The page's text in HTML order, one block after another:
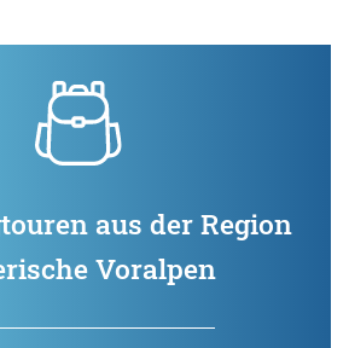
aus der Region
Voralpen